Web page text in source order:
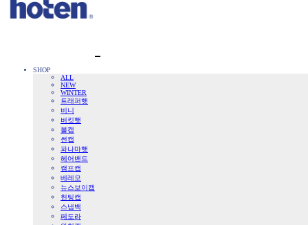
SHOP
ALL
NEW
WINTER
트래퍼햇
비니
버킷햇
볼캡
썬캡
파나마햇
헤어밴드
캠프캡
베레모
뉴스보이캡
헌팅캡
스냅백
페도라